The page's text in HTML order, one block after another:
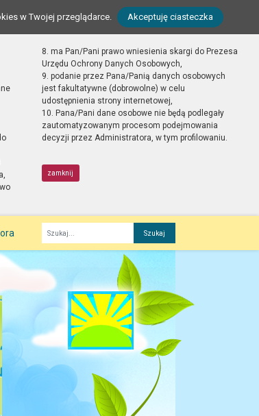
w Twojej przeglądarce. Akceptuję ciasteczka
8. ma Pan/Pani prawo wniesienia skargi do Prezesa
Urzędu Ochrony Danych Osobowych,
9. podanie przez Pana/Panią danych osobowych
jest fakultatywne (dobrowolne) w celu
udostępnienia strony internetowej,
10. Pana/Pani dane osobowe nie będą podlegały
zautomatyzowanym procesom podejmowania
decyzji przez Administratora, w tym profilowaniu.
zamknij
Fraza